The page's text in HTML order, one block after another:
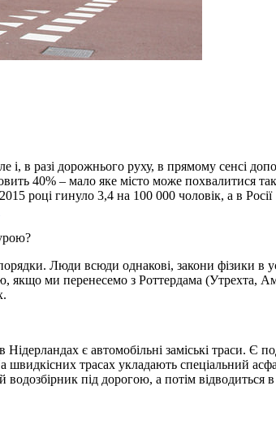
в разі дорожнього руху, в прямому сенсі
40% – мало яке місто може похвалитися
році гинуло 3,4 на 100 000 чоловік, а в Росії
Люди всюди однакові, закони фізики в
якщо ми перенесемо з Роттердама (Утрехта,
є автомобільні заміські траси. Є
швидкісних трасах укладають спеціальний
під дорогою, а потім